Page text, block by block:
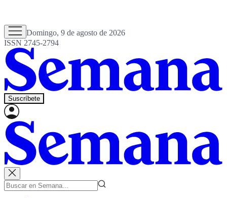
Domingo, 9 de agosto de 2026
ISSN 2745-2794
Suscríbete